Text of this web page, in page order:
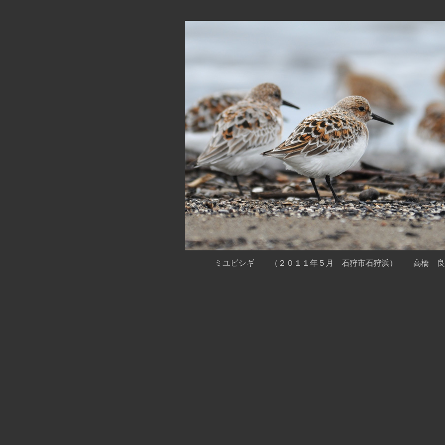
ミユビシギ （２０１１年５月 石狩市石狩浜） 高橋 良